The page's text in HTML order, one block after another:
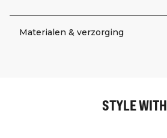
Materialen & verzorging
STYLE WITH